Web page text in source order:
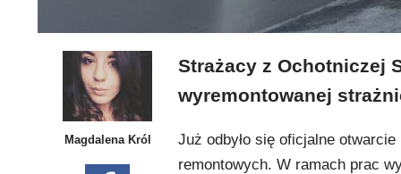
Magdalena Król
Strażacy z Ochotniczej
wyremontowanej
Już odbyło się oficjalne
remontowych. W ramach prac